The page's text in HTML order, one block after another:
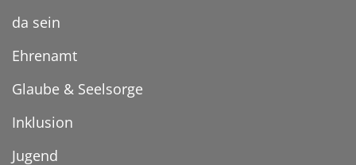
da sein
Ehrenamt
Glaube & Seelsorge
Inklusion
Jugend